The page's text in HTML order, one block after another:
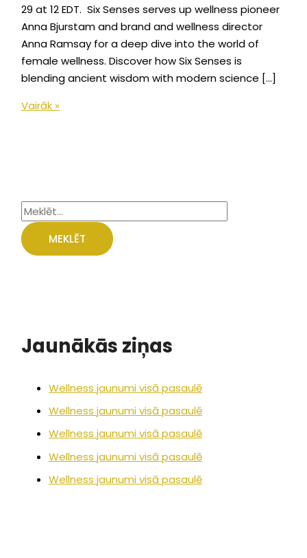
29 at 12 EDT. Six Senses serves up wellness pioneer
Anna Bjurstam and brand and wellness director
Anna Ramsay for a deep dive into the world of
female wellness. Discover how Six Senses is
blending ancient wisdom with modern science […]
Vairāk »
Jaunākās ziņas
Wellness jaunumi visā pasaulē
Wellness jaunumi visā pasaulē
Wellness jaunumi visā pasaulē
Wellness jaunumi visā pasaulē
Wellness jaunumi visā pasaulē